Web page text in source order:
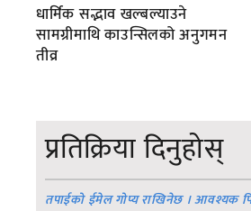
धार्मिक सद्भाव खल्बल्याउने
सामग्रीमाथि काउन्सिलको अनुगमन
तीव्र
प्रतिक्रिया दिनुहोस्
तपाईको ईमेल गोप्य राखिनेछ । आवश्यक